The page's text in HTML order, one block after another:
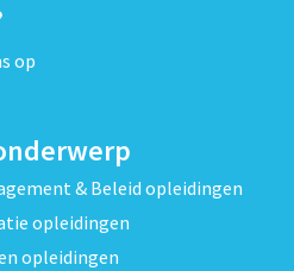
op
& Beleid opleidingen
opleidingen
opleidingen